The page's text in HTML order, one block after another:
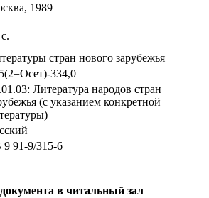
1989
стран нового зарубежья
334,0
Литература народов стран
(с указанием конкретной
9 91-9/315-6
в читальный зал